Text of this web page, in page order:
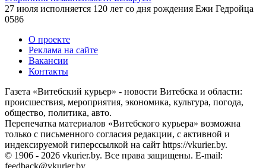
27 июля исполняется 120 лет со дня рождения Ежи Гедройца
0586
О проекте
Реклама на сайте
Вакансии
Контакты
Газета «Витебский курьер» - новости Витебска и области:
происшествия, мероприятия, экономика, культура, погода,
общество, политика, авто.
Перепечатка материалов «Витебского курьера» возможна
только с письменного согласия редакции, с активной и
индексируемой гиперссылкой на сайт https://vkurier.by.
© 1906 - 2026 vkurier.by. Все права защищены. E-mail:
feedback@vkurier.by